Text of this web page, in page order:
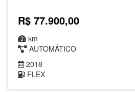
R$ 77.900,00
km
AUTOMÁTICO
2018
FLEX